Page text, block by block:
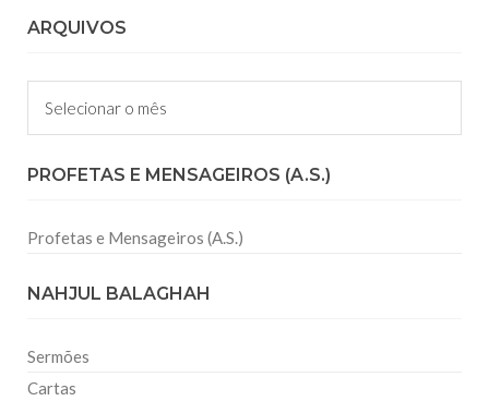
ARQUIVOS
Arquivos
PROFETAS E MENSAGEIROS (A.S.)
Profetas e Mensageiros (A.S.)
NAHJUL BALAGHAH
Sermões
Cartas